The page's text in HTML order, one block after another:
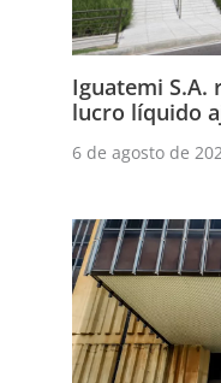
Iguatemi S.A.
lucro líquido
6 de agosto de